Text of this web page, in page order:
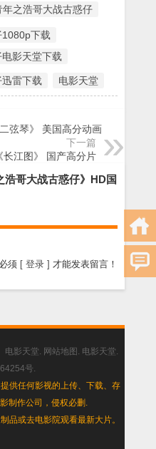
年之浩哥大战古惑仔
下载
影天堂下载
雷下载 电影天堂
弦琴》 美国高分动画
下一篇
长江图》 国产高分片
浩哥大战古惑仔》HD国
须 [ 登录 ] 才能发表留言！
电影天堂 网站地图 电影天堂
号
供任何影视的上传、下载、存
制作公司，侵权必删.
品或去电影院观看最新大片。